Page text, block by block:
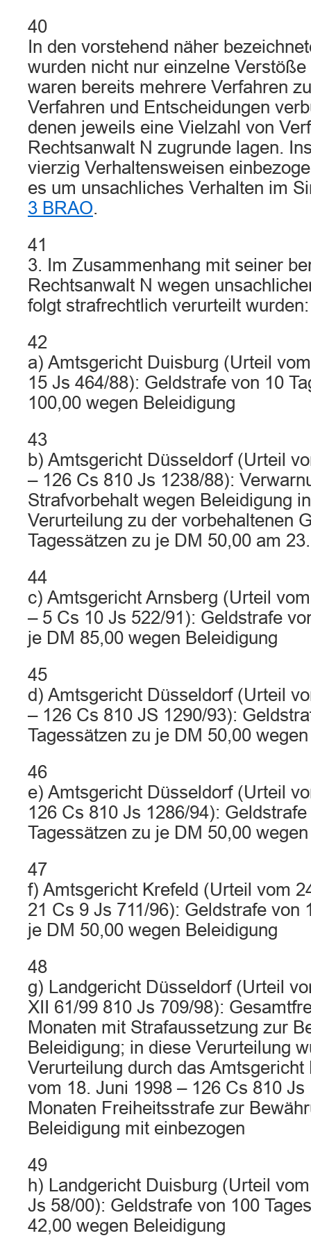
40
In den vorstehend näher
wurden nicht nur einzelne
waren bereits mehrere Verfahren
Verfahren und Entscheidungen
denen jeweils eine Vielzahl von
Rechtsanwalt N zugrunde lagen.
vierzig Verhaltensweisen
es um unsachliches Verhalten im
3 BRAO.
41
3. Im Zusammenhang mit seiner
Rechtsanwalt N wegen
folgt strafrechtlich verurteilt wurden:
42
a) Amtsgericht Duisburg (Urteil
15 Js 464/88): Geldstrafe von 10
100,00 wegen Beleidigung
43
b) Amtsgericht Düsseldorf (Urteil
– 126 Cs 810 Js 1238/88):
Strafvorbehalt wegen Beleidigung
Verurteilung zu der vorbehaltenen
Tagessätzen zu je DM 50,00 am
44
c) Amtsgericht Arnsberg (Urteil
– 5 Cs 10 Js 522/91): Geldstrafe
je DM 85,00 wegen Beleidigung
45
d) Amtsgericht Düsseldorf (Urteil
– 126 Cs 810 JS 1290/93):
Tagessätzen zu je DM 50,00
46
e) Amtsgericht Düsseldorf (Urteil
126 Cs 810 Js 1286/94):
Tagessätzen zu je DM 50,00
47
f) Amtsgericht Krefeld (Urteil vom
21 Cs 9 Js 711/96): Geldstrafe von
je DM 50,00 wegen Beleidigung
48
g) Landgericht Düsseldorf (Urteil
XII 61/99 810 Js 709/98):
Monaten mit Strafaussetzung zur
Beleidigung; in diese Verurteilung
Verurteilung durch das
vom 18. Juni 1998 – 126 Cs 810 Js
Monaten Freiheitsstrafe zur
Beleidigung mit einbezogen
49
h) Landgericht Duisburg (Urteil
Js 58/00): Geldstrafe von 100
42,00 wegen Beleidigung